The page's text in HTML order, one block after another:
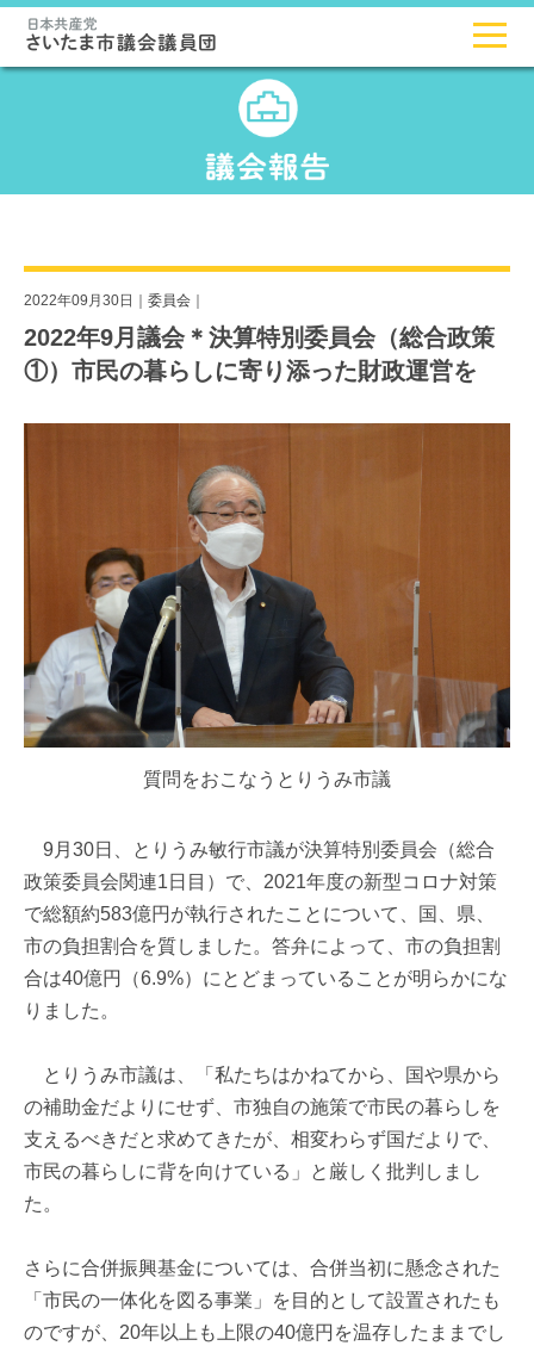
2022年09月30日｜ 委員会
2022年9月議会＊決算特別委員会（総合政策
①）市民の暮らしに寄り添った財政運営を
質問をおこなうとりうみ市議
9月30日、とりうみ敏行市議が決算特別委員会（総合
政策委員会関連1日目）で、2021年度の新型コロナ対策
で総額約583億円が執行されたことについて、国、県、
市の負担割合を質しました。答弁によって、市の負担割
合は40億円（6.9%）にとどまっていることが明らかにな
りました。
とりうみ市議は、「私たちはかねてから、国や県から
の補助金だよりにせず、市独自の施策で市民の暮らしを
支えるべきだと求めてきたが、相変わらず国だよりで、
市民の暮らしに背を向けている」と厳しく批判しまし
た。
さらに合併振興基金については、合併当初に懸念された
「市民の一体化を図る事業」を目的として設置されたも
のですが、20年以上も上限の40億円を温存したままでし